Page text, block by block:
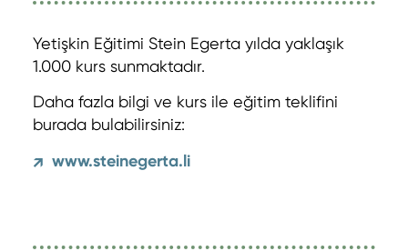
Yetişkin Eğitimi Stein Egerta yılda yaklaşık
1.000 kurs sunmaktadır.
Daha fazla bilgi ve kurs ile eğitim teklifini
burada bulabilirsiniz:
↗ www.steinegerta.li